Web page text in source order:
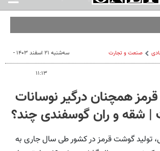
صنعت و تجارت سه‌شنبه ۲۱ اسفند ۱۴۰۳ -
۱۱:۱۳
همچنان درگیر نوسانات
شقه و ران گوسفندی چند؟
تولید گوشت قرمز در کشور طی سال جاری به